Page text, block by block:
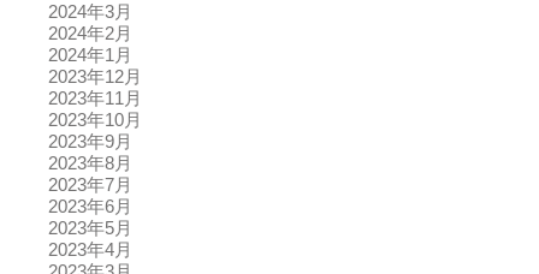
2024年3月
2024年2月
2024年1月
2023年12月
2023年11月
2023年10月
2023年9月
2023年8月
2023年7月
2023年6月
2023年5月
2023年4月